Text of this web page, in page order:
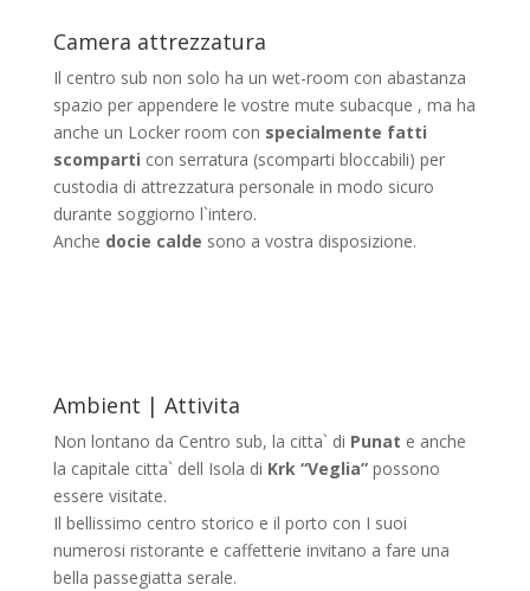
Camera attrezzatura
Il centro sub non solo ha un wet-room con abastanza
spazio per appendere le vostre mute subacque , ma ha
anche un Locker room con specialmente fatti
scomparti con serratura (scomparti bloccabili) per
custodia di attrezzatura personale in modo sicuro
durante soggiorno l`intero.
Anche docie calde sono a vostra disposizione.
Ambient | Attivita
Non lontano da Centro sub, la citta` di Punat e anche
la capitale citta` dell Isola di Krk “Veglia”possono
essere visitate.
Il bellissimo centro storico e il porto con I suoi
numerosi ristorante e caffetterie invitano a fare una
bella passegiatta serale.